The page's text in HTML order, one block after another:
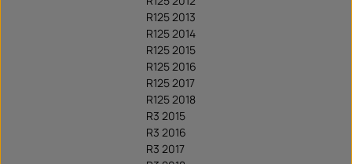
R125 2013
R125 2014
R125 2015
R125 2016
R125 2017
R125 2018
R3 2015
R3 2016
R3 2017